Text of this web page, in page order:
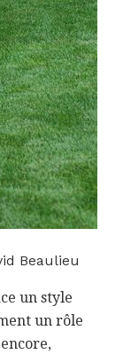
Beaulieu
un style
un rôle